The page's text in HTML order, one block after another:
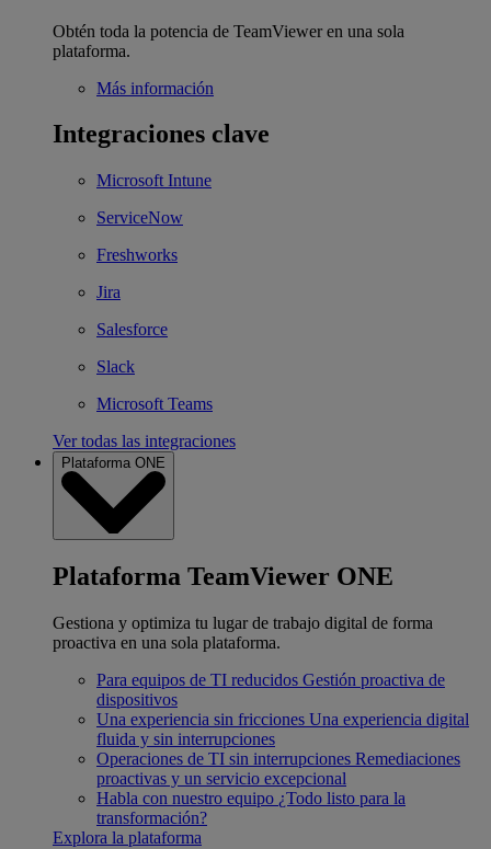
Obtén toda la potencia de TeamViewer en una sola
plataforma.
Más información
Integraciones clave
Microsoft Intune
ServiceNow
Freshworks
Jira
Salesforce
Slack
Microsoft Teams
Ver todas las integraciones
Plataforma ONE
Plataforma TeamViewer ONE
Gestiona y optimiza tu lugar de trabajo digital de forma
proactiva en una sola plataforma.
Para equipos de TI reducidos Gestión proactiva de
dispositivos
Una experiencia sin fricciones Una experiencia digital
fluida y sin interrupciones
Operaciones de TI sin interrupciones Remediaciones
proactivas y un servicio excepcional
Habla con nuestro equipo ¿Todo listo para la
transformación?
Explora la plataforma